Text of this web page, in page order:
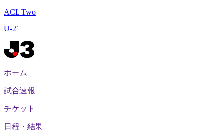
ACL Two
U-21
ホーム
試合速報
チケット
日程・結果